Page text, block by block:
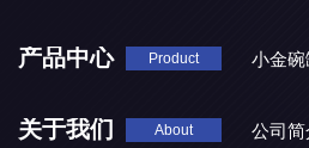
产品中心 Product 小金
关于我们 About 公司简